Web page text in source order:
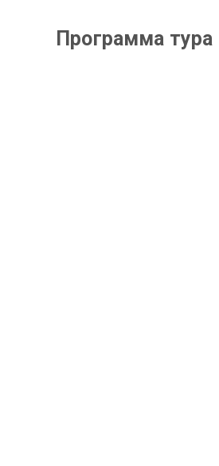
Программа тура